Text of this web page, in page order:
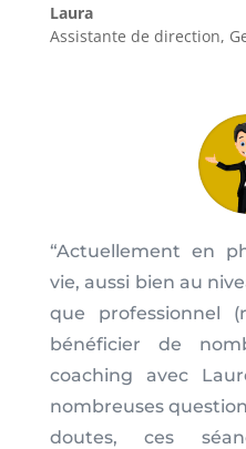
Laura
Assistante de direction,
“Actuellement en
vie, aussi bien au
que professionnel
bénéficier de
coaching avec
nombreuses
doutes, ces